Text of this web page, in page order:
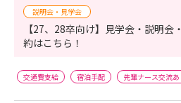
説明会・見学会
【27、28卒向け】見学会・説明
約はこちら！
交通費支給 宿泊手配 先輩ナース交流あ